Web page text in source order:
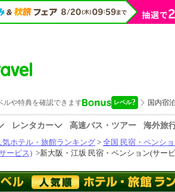
レンタカー 高速バス・ツアー
海外旅
気ホテル・旅館ランキング > 全国 民宿・ペンシ
ービス) >新大阪・江坂 民宿・ペンション(サー